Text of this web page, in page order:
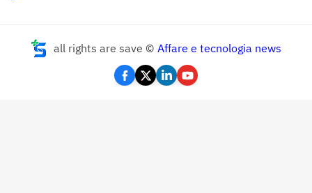
all rights are save © Affare e tecnologia news